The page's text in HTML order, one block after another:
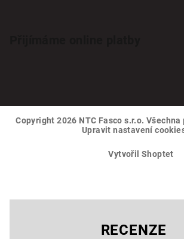
Copyright 2026 NTC Fasco s.r.o. Všechna
Upravit nastavení
Vytvořil Shoptet
RECENZE